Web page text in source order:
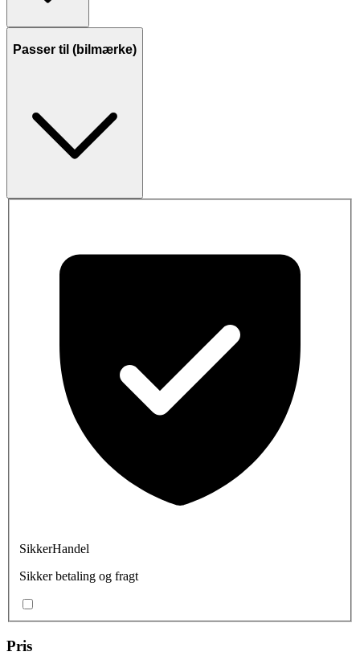
Passer til (bilmærke)
SikkerHandel
Sikker betaling og fragt
Pris